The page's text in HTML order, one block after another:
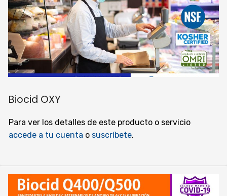
Biocid OXY
Para ver los detalles de este producto o servicio
accede a tu cuenta o suscríbete.